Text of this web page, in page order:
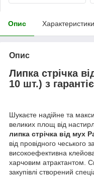
Опис Характеристики
Опис
Липка стрічка
10 шт.) з
Шукаєте надійне та
великих площ від
липка стрічка від мух
від провідного
високоефективна
харчовим атрактантом.
закупівлі створений